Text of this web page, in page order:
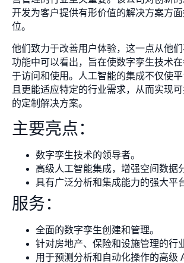
开发为客户提供有形价值的解决方案方
位。
他们致力于改善用户体验，这一点从他
功能中可以看出，旨在使数字孪生技术
于访问和使用。人工智能的集成不仅使
且更能适应特定的行业需求，从而实现
的定制解决方案。
主要亮点：
数字孪生技术的领导者。
高级人工智能集成，增强空间数据
具有广泛分析和集成能力的强大平
服务：
全面的数字孪生创建和管理。
针对房地产、保险和设施管理的行
用于预测分析和自动化操作的高级